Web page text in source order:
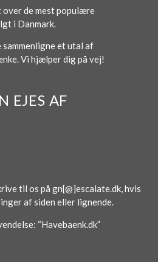
over de mest populære
i Danmark.
et utal af
Vi hjælper dig på vej!
EJES AF
til os på gn[@]escalate.dk, hvis
af siden eller lignende.
“Havebaenk.dk”